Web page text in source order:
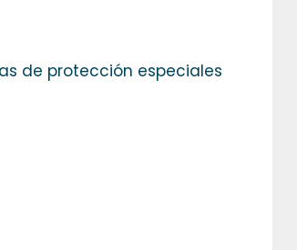
de protección especiales